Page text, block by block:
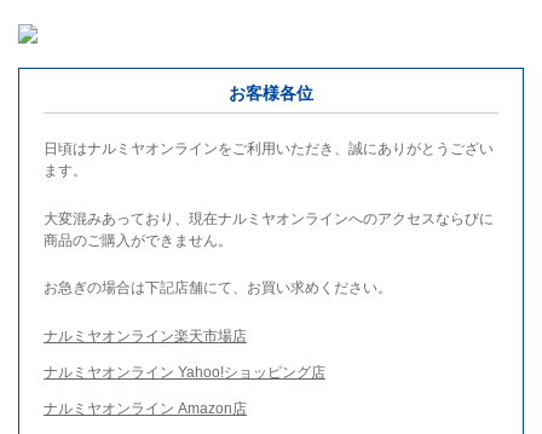
お客様各位
日頃はナルミヤオンラインをご利用いただき、誠にありがとうござい
ます。
大変混みあっており、現在ナルミヤオンラインへのアクセスならびに
商品のご購入ができません。
お急ぎの場合は下記店舗にて、お買い求めください。
ナルミヤオンライン楽天市場店
ナルミヤオンライン Yahoo!ショッピング店
ナルミヤオンライン Amazon店